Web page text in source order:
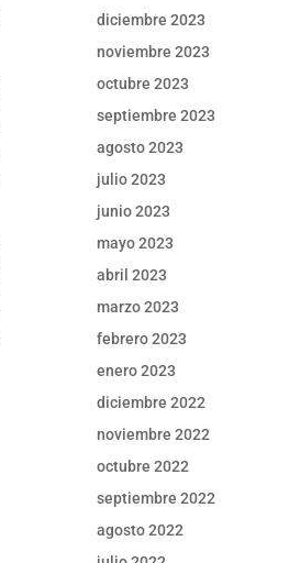
diciembre 2023
noviembre 2023
octubre 2023
septiembre 2023
agosto 2023
julio 2023
junio 2023
mayo 2023
abril 2023
marzo 2023
febrero 2023
enero 2023
diciembre 2022
noviembre 2022
octubre 2022
septiembre 2022
agosto 2022